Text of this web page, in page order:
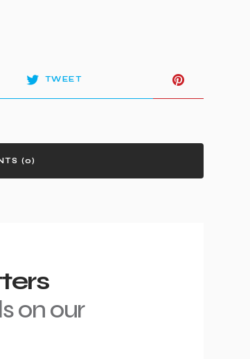
TWEET
(0)
on our